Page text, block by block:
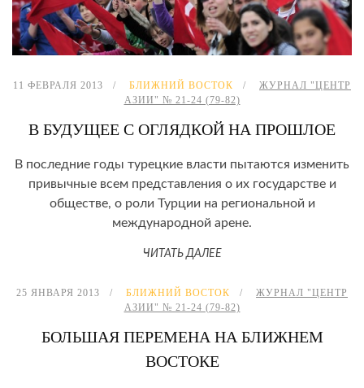
11 ФЕВРАЛЯ 2013 БЛИЖНИЙ ВОСТОК
ЖУРНАЛ "ЦЕНТР
АЗИИ" № 21-24 (79-82)
В БУДУЩЕЕ С ОГЛЯДКОЙ НА ПРОШЛОЕ
В последние годы турецкие власти пытаются изменить
привычные всем представления о их государстве и
обществе, о роли Турции на региональной и
международной арене.
ЧИТАТЬ ДАЛЕЕ
25 ЯНВАРЯ 2013 БЛИЖНИЙ ВОСТОК
ЖУРНАЛ "ЦЕНТР
АЗИИ" № 21-24 (79-82)
БОЛЬШАЯ ПЕРЕМЕНА НА БЛИЖНЕМ
ВОСТОКЕ